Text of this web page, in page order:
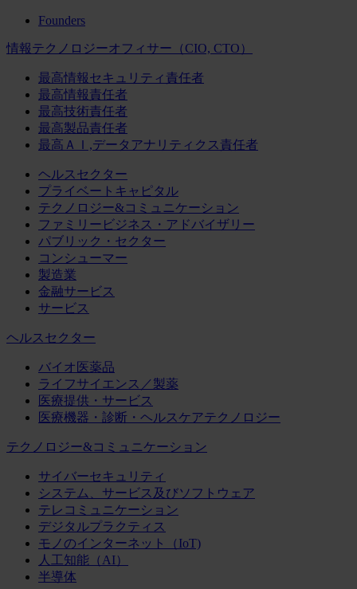
Founders
情報テクノロジーオフィサー（CIO, CTO）
最高情報セキュリティ責任者
最高情報責任者
最高技術責任者
最高製品責任者
最高ＡＩ,データアナリティクス責任者
ヘルスセクター
プライベートキャピタル
テクノロジー&コミュニケーション
ファミリービジネス・アドバイザリー
パブリック・セクター
コンシューマー
製造業
金融サービス
サービス
ヘルスセクター
バイオ医薬品
ライフサイエンス／製薬
医療提供・サービス
医療機器・診断・ヘルスケアテクノロジー
テクノロジー&コミュニケーション
サイバーセキュリティ
システム、サービス及びソフトウェア
テレコミュニケーション
デジタルプラクティス
モノのインターネット（IoT)
人工知能（AI）
半導体